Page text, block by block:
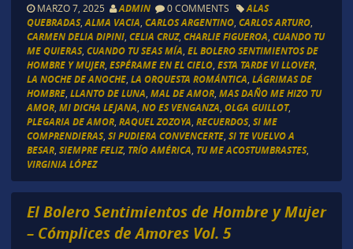
MARZO 7, 2025 ADMIN 0 COMMENTS
ALAS
QUEBRADAS, ALMA VACIA CARLOS ARGENTINO, CARLOS ARTURO,
CARMEN DELIA DIPINI, CELIA CRUZ, CHARLIE FIGUEROA CUANDO TU
ME QUIERAS, CUANDO TU SEAS MÍA EL BOLERO SENTIMIENTOS DE
HOMBRE Y MUJER, ESPÉRAME EN EL CIELO, ESTA TARDE VI LLOVER,
LA NOCHE DE ANOCHE, LA ORQUESTA ROMÁNTICA LÁGRIMAS DE
HOMBRE, LLANTO DE LUNA MAL DE AMOR, MAS DAÑO ME HIZO TU
AMOR, MI DICHA LEJANA NO ES VENGANZA OLGA GUILLOT,
PLEGARIA DE AMOR, RAQUEL ZOZOYA RECUERDOS, SI ME
COMPRENDIERAS, SI PUDIERA CONVENCERTE, SI TE VUELVO A
BESAR, SIEMPRE FELIZ, TRÍO AMÉRICA TU ME ACOSTUMBRASTES,
VIRGINIA LÓPEZ
El Bolero Sentimientos de Hombre y Mujer
– Cómplices de Amores Vol. 5